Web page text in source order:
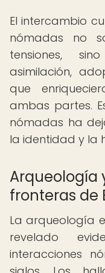
El intercambio
nómadas no
tensiones,
asimilación,
que
ambas partes.
nómadas ha
la identidad y la
Arqueología
fronteras de
La arqueología
revelado
interacciones